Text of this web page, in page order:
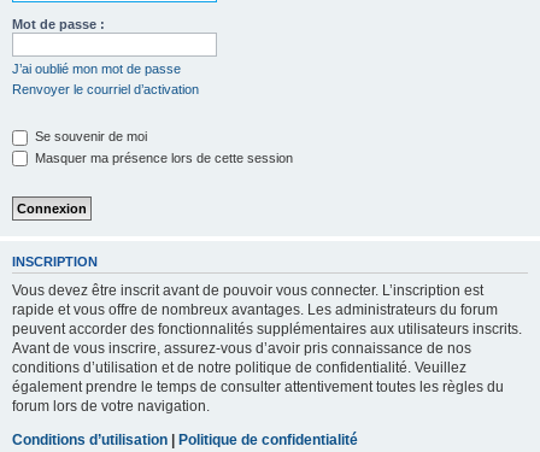
Mot de passe :
J’ai oublié mon mot de passe
Renvoyer le courriel d’activation
Se souvenir de moi
Masquer ma présence lors de cette session
INSCRIPTION
Vous devez être inscrit avant de pouvoir vous connecter. L’inscription est
rapide et vous offre de nombreux avantages. Les administrateurs du forum
peuvent accorder des fonctionnalités supplémentaires aux utilisateurs inscrits.
Avant de vous inscrire, assurez-vous d’avoir pris connaissance de nos
conditions d’utilisation et de notre politique de confidentialité. Veuillez
également prendre le temps de consulter attentivement toutes les règles du
forum lors de votre navigation.
Conditions d’utilisation | Politique de confidentialité